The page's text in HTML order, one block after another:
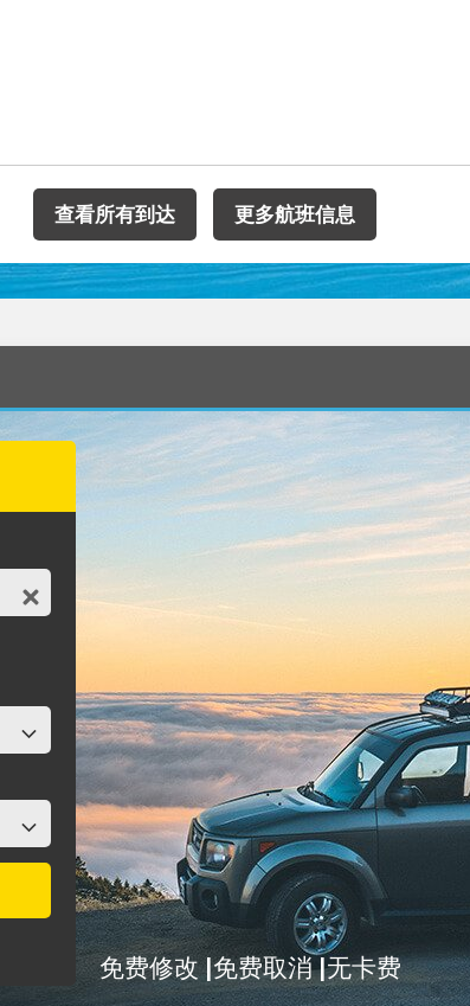
查看所有到达 更多航班信息
免费修改 |免费取消 |无卡费